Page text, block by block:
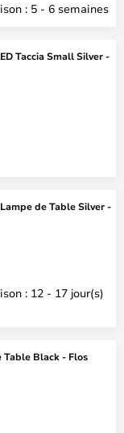
: 5 - 6 semaines
Taccia Small Silver -
de Table Silver -
: 12 - 17 jour(s)
Table Black - Flos